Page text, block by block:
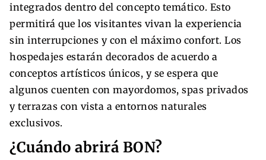
integrados dentro del concepto temático. Esto
permitirá que los visitantes vivan la experiencia
sin interrupciones y con el máximo confort. Los
hospedajes estarán decorados de acuerdo a
conceptos artísticos únicos, y se espera que
algunos cuenten con mayordomos, spas privados
y terrazas con vista a entornos naturales
exclusivos.
¿Cuándo abrirá BON?